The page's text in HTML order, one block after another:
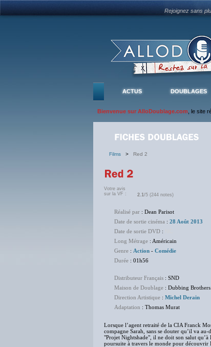
Rejoignez sans
ACTUS DOUBLAGES
Bienvenue sur AlloDoublage.com , le site
Films > Red 2
Votre avis
sur la VF :
2.1/5 (244 notes)
Réalisé par : Dean Parisot
Date de sortie cinéma : 28 Août 2013
Date de sortie DVD :
Long Métrage : Américain
Genre : Action - Comédie
Durée : 01h56
Distributeur Français : SND
Maison de Doublage : Dubbing Brothers
Direction Artistique : Michel Derain
Adaptation : Thomas Murat
Lorsque l’agent retraité de la CIA Franck
compagne Sarah, sans se douter qu’il va
"Projet Nightshade", il ne doit son salut
poursuite à travers le monde pour découvrir